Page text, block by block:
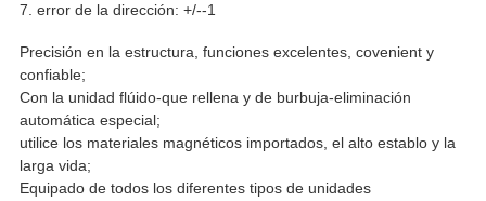
7. error de la dirección: +/--1
Precisión en la estructura, funciones excelentes, covenient y
confiable;
Con la unidad flúido-que rellena y de burbuja-eliminación
automática especial;
utilice los materiales magnéticos importados, el alto establo y la
larga vida;
Equipado de todos los diferentes tipos de unidades